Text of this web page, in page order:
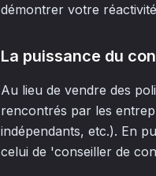
démontrer votre
La puissance du
Au lieu de vendre des
rencontrés par les
indépendants, etc.). En
celui de 'conseiller de